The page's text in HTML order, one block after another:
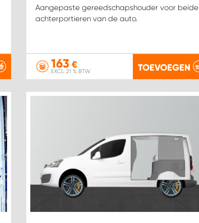
Aangepaste gereedschapshouder voor beide
achterportieren van de auto.
163€
EXCL. 21 % BTW TOEVOEGEN